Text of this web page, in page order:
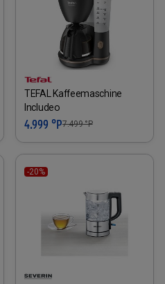
TEFAL Kaffeemaschine
Includeo
4.999 °P7.499°P
-20%